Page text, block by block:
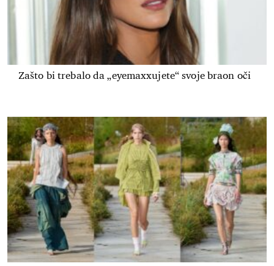
Zašto bi trebalo da „eyemaxxujete“ svoje braon oči